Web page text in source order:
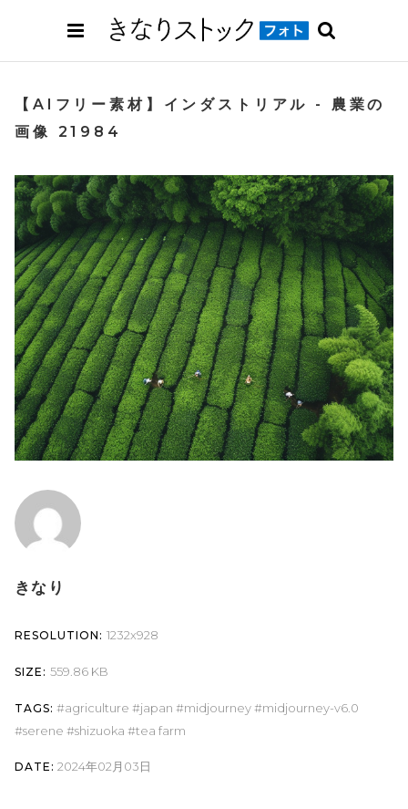
【AIフリー素材】インダストリアル - 農業の
画像 21984
きなり
RESOLUTION: 1232x928
SIZE: 559.86 KB
TAGS: agriculture japan midjourney
midjourney-v6.0
serene
shizuoka tea farm
DATE: 2024年02月03日